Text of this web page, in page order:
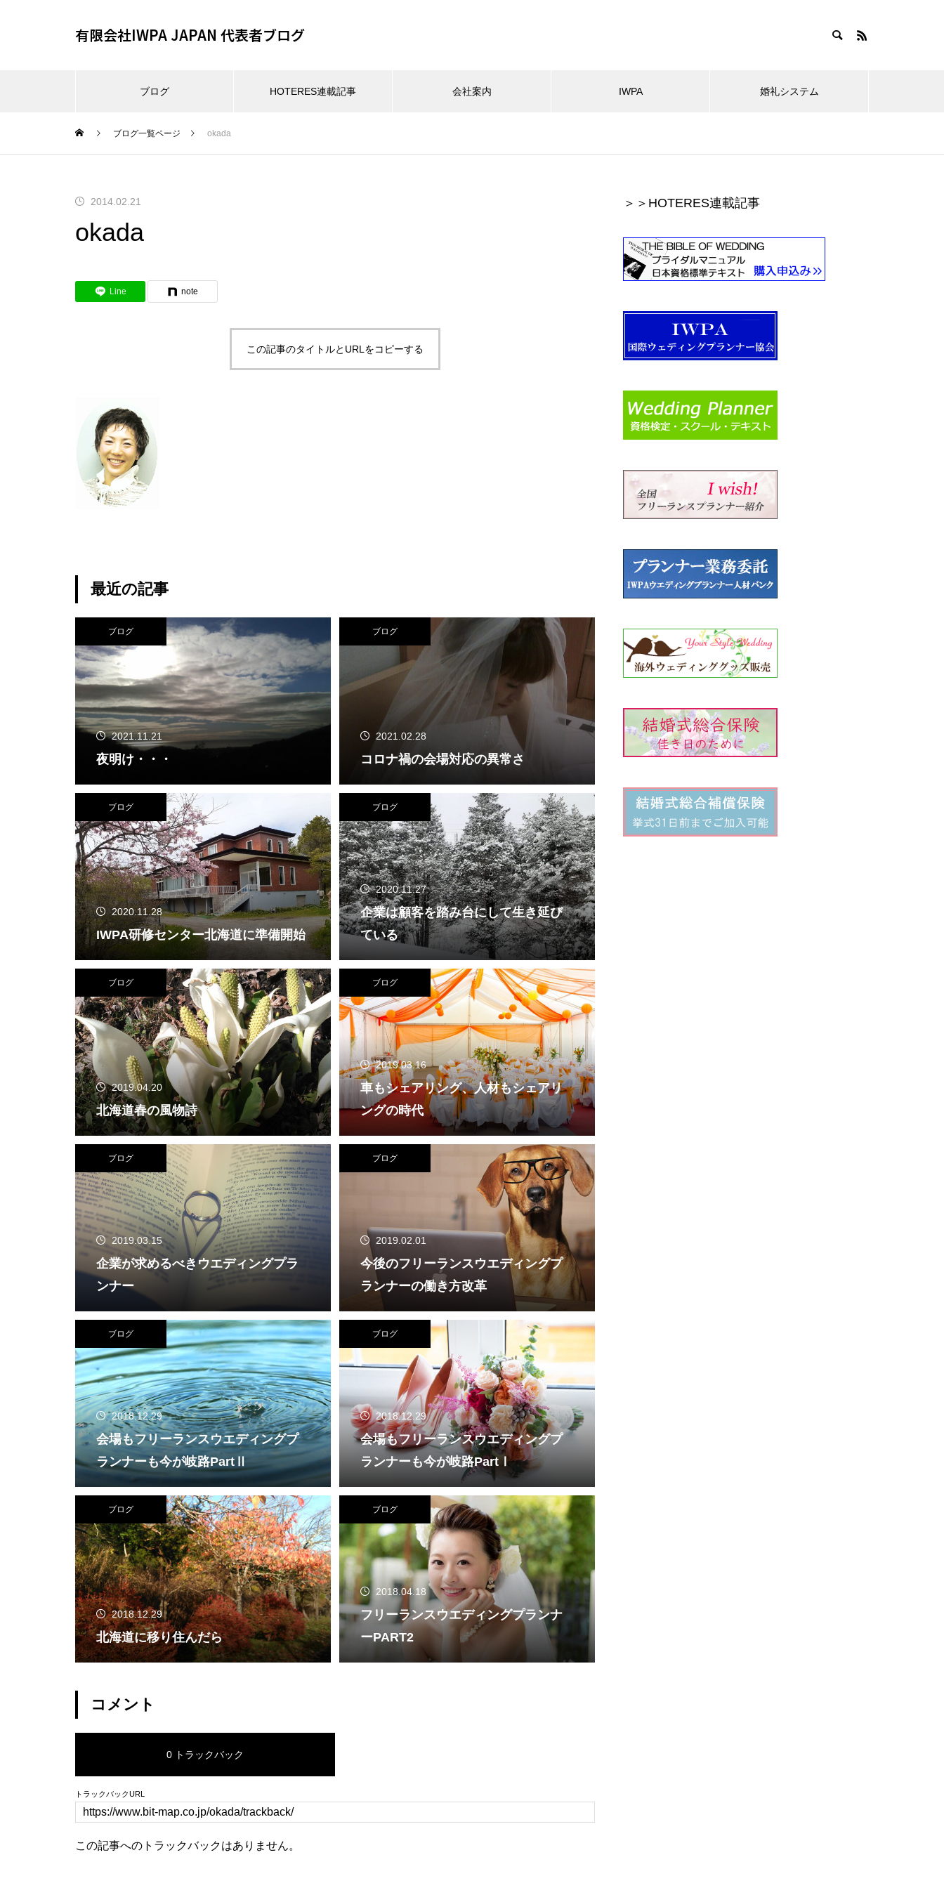
有限会社IWPA JAPAN 代表者ブログ
ブログ HOTERES連載記事 会社案内 IWPA 婚礼システム
ブログ一覧ページ okada
2014.02.21
okada
Line note
この記事のタイトルとURLをコピーする
最近の記事
ブログ
2021.11.21
夜明け・・・
ブログ
2021.02.28
コロナ禍の会場対応の異常さ
ブログ
2020.11.28
IWPA研修センター北海道に準備開始
ブログ
2020.11.27
企業は顧客を踏み台にして生き延び
ている
ブログ
2019.04.20
北海道春の風物詩
ブログ
2019.03.16
車もシェアリング、人材もシェアリ
ングの時代
ブログ
2019.03.15
企業が求めるべきウエディングプラ
ンナー
ブログ
2019.02.01
今後のフリーランスウエディングプ
ランナーの働き方改革
ブログ
2018.12.29
会場もフリーランスウエディングプ
ランナーも今が岐路PartⅡ
ブログ
2018.12.29
会場もフリーランスウエディングプ
ランナーも今が岐路PartⅠ
ブログ
2018.12.29
北海道に移り住んだら
ブログ
2018.04.18
フリーランスウエディングプランナ
ーPART2
コメント
0 トラックバック
トラックバックURL
この記事へのトラックバックはありません。
＞＞HOTERES連載記事